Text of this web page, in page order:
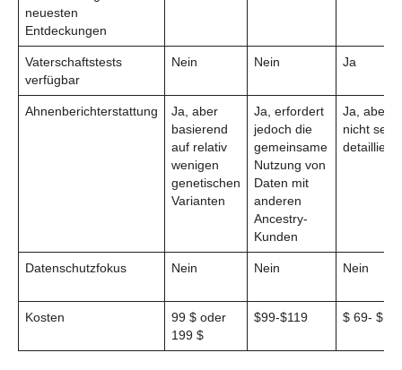
neuesten
Entdeckungen
Vaterschaftstests
verfügbar
Nein Nein Ja
Ahnenberichterstattung
Ja, aber
basierend
auf relativ
wenigen
genetischen
Varianten
Ja, erfordert
jedoch die
gemeinsame
Nutzung von
Daten mit
anderen
Ancestry-
Kunden
Ja, aber
nicht sehr
detailliert
Datenschutzfokus Nein Nein Nein
Kosten
99 $ oder
199 $
$99-$119 $ 69- $